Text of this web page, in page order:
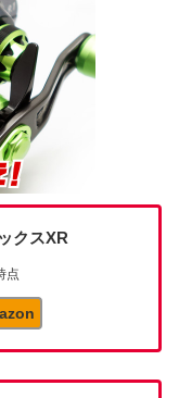
クスXR
点